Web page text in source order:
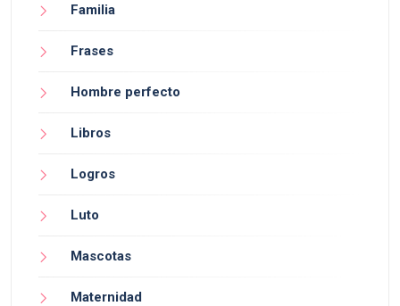
Familia
Frases
Hombre perfecto
Libros
Logros
Luto
Mascotas
Maternidad